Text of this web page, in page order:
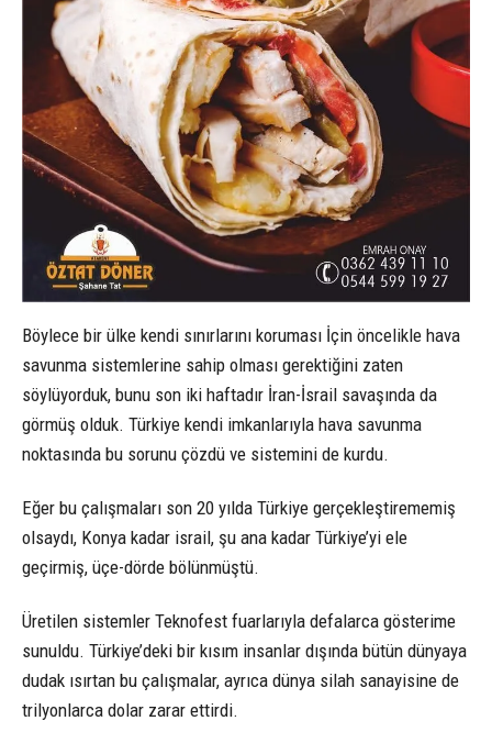
Böylece bir ülke kendi sınırlarını koruması İçin öncelikle hava
savunma sistemlerine sahip olması gerektiğini zaten
söylüyorduk, bunu son iki haftadır İran-İsrail savaşında da
görmüş olduk. Türkiye kendi imkanlarıyla hava savunma
noktasında bu sorunu çözdü ve sistemini de kurdu.
Eğer bu çalışmaları son 20 yılda Türkiye gerçekleştirememiş
olsaydı, Konya kadar israil, şu ana kadar Türkiye’yi ele
geçirmiş, üçe-dörde bölünmüştü.
Üretilen sistemler Teknofest fuarlarıyla defalarca gösterime
sunuldu. Türkiye’deki bir kısım insanlar dışında bütün dünyaya
dudak ısırtan bu çalışmalar, ayrıca dünya silah sanayisine de
trilyonlarca dolar zarar ettirdi.